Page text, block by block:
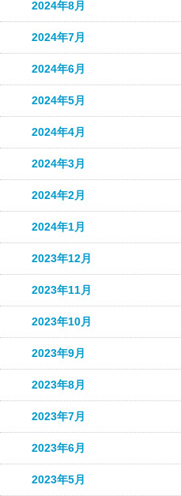
2024年8月
2024年7月
2024年6月
2024年5月
2024年4月
2024年3月
2024年2月
2024年1月
2023年12月
2023年11月
2023年10月
2023年9月
2023年8月
2023年7月
2023年6月
2023年5月